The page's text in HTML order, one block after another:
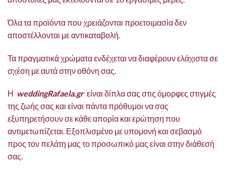
Όλα τα προϊόντα που χρειάζονται προετοιμασία δεν
αποστέλλονται με αντικαταβολή.
Τα πραγματικά χρώματα ενδέχεται να διαφέρουν ελάχιστα σε
σχέση με αυτά στην οθόνη σας.
Η weddingRafaela.grείναι δίπλα σας στις όμορφες στιγμές
της ζωής σας και είναι πάντα πρόθυμοι να σας
εξυπηρετήσουν σε κάθε απορία και ερώτηση που
αντιμετωπίζεται. Εξοπλισμένο με υπομονή και σεβασμό
προς τον πελάτη μας το προσωπικό μας είναι στην διάθεσή
σας.